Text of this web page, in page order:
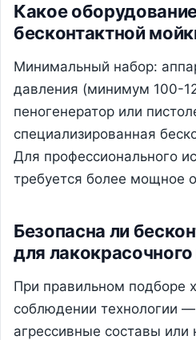
Какое
бесконтактной
Минимальный набор:
давления (минимум 100-
пеногенератор или
специализированная
Для профессионального
требуется более мощное
Безопасна ли
для
При правильном подборе
соблюдении технологии
агрессивные составы или